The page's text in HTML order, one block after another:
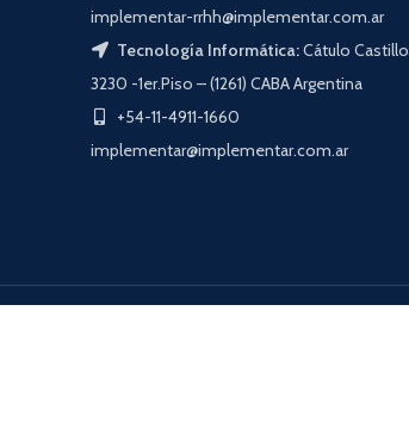
implementar-rrhh@implementar.com.ar
Tecnología Informática:Cátulo Castillo
3230 -1er.Piso – (1261) CABA Argentina
+54-11-4911-1660
implementar@implementar.com.ar